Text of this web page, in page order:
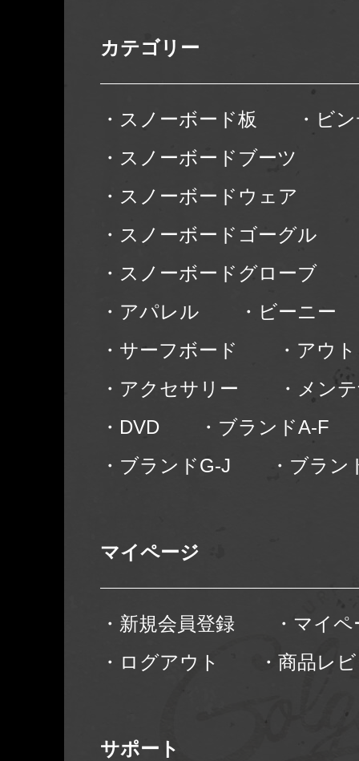
カテゴリー
・スノーボード板
・ビ
・スノーボードブーツ
・スノーボードウェア
・スノーボードゴーグル
・スノーボードグローブ
・アパレル
・ビーニー
・サーフボード
・アウ
・アクセサリー
・メン
・DVD
・ブランドA-F
・ブランドG-J
・ブラン
マイページ
・新規会員登録
・マイ
・ログアウト
・商品レ
サポート